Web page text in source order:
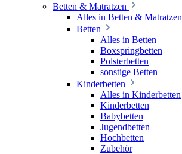
Betten & Matratzen
Alles in Betten & Matratzen
Betten
Alles in Betten
Boxspringbetten
Polsterbetten
sonstige Betten
Kinderbetten
Alles in Kinderbetten
Kinderbetten
Babybetten
Jugendbetten
Hochbetten
Zubehör